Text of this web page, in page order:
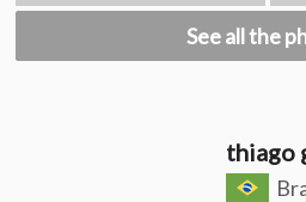
See all the
thiago